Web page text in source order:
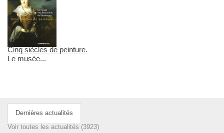
Cinq siècles de peinture.
Le musée...
Dernières actualités
Voir toutes les actualités (3923)